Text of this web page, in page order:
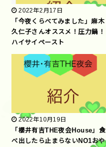
2022年2月17日
「今夜くらべてみました」麻木
久仁子さんオススメ！圧力鍋！
ハイサイペースト
2022年10月19日
「櫻井有吉THE夜会House」食
べ出したら止まらないNO1おや